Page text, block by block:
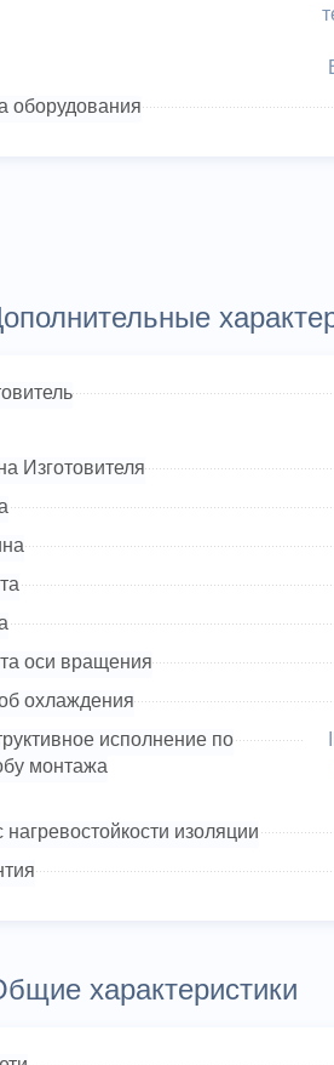
оборудования
Изготовителя
оси вращения
охлаждения
исполнение по
монтажа
нагревостойкости изоляции
характеристики